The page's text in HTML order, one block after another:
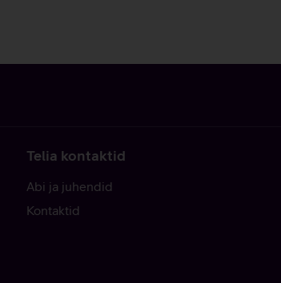
Telia kontaktid
Abi ja juhendid
Kontaktid